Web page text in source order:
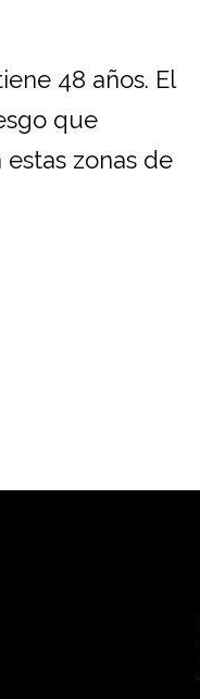
48 años. El
que
zonas de